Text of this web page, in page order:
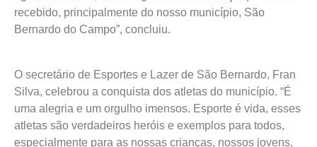
agosto na Itália”, citou. “Agradecemos a força que temos
recebido, principalmente do nosso município, São
O secretário de Esportes e Lazer de São Bernardo, Fran
Silva, celebrou a conquista dos atletas do município. “É
uma alegria e um orgulho imensos. Esporte é vida, esses
atletas são verdadeiros heróis e exemplos para todos,